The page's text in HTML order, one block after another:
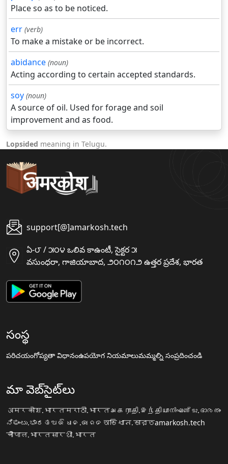
Place so as to be noticed.
err (verb)
To make a mistake or be incorrect.
abidance (noun)
Acting according to certain accepted standards.
soy (noun)
A source of oil. Used for forage and soil
improvement and as food.
Lopsided meaning in Telugu.
support[@]amarkosh.tech
ఏ-౮ / ౫౦౪ ఒలివ కాఉంటీ, సైక్టర ౫
వసుంధరా, గాజియాబాద, ౨౦౧౦౧౨ ఉత్తర ప్రదేశ, భారత
సంస్థ
పరిచయంగోప్యతా విధానంఉపయోగ నియమాలుమమ్మల్ని సంప్రదించండి
మా వెబ్‌సైట్‌లు
अमरकोश.भारतमराठी.भारतஅகராதி.இந்தியாനിഘണ്ടു.ഭാരതം
ನಿಘಂಟು.ಭಾರತ ଅଭିଧାନ.ଭାରତ অভিধান.ভারতamarkosh.tech
चौपाल.भारतसारथी.भारत